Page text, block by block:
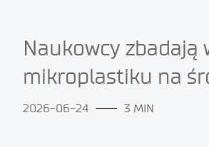
2026-06-24 3 MIN
Naukowcy zbadają
mikroplastiku na